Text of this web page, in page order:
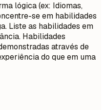
lógica (ex: Idiomas,
se em habilidades
Liste as habilidades em
Habilidades
através de
do que em uma